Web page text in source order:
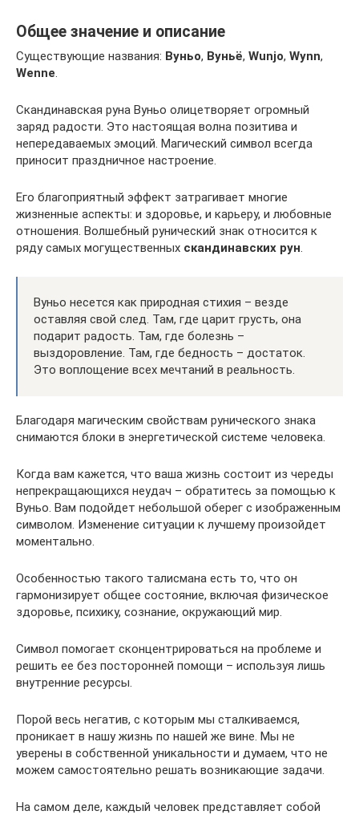
Общее значение и описание
Существующие названия: Вуньо, Вуньё, Wunjo, Wynn,
Wenne.
Скандинавская руна Вуньо олицетворяет огромный
заряд радости. Это настоящая волна позитива и
непередаваемых эмоций. Магический символ всегда
приносит праздничное настроение.
Его благоприятный эффект затрагивает многие
жизненные аспекты: и здоровье, и карьеру, и любовные
отношения. Волшебный рунический знак относится к
ряду самых могущественных скандинавских рун.
Вуньо несется как природная стихия – везде
оставляя свой след. Там, где царит грусть, она
подарит радость. Там, где болезнь –
выздоровление. Там, где бедность – достаток.
Это воплощение всех мечтаний в реальность.
Благодаря магическим свойствам рунического знака
снимаются блоки в энергетической системе человека.
Когда вам кажется, что ваша жизнь состоит из череды
непрекращающихся неудач – обратитесь за помощью к
Вуньо. Вам подойдет небольшой оберег с изображенным
символом. Изменение ситуации к лучшему произойдет
моментально.
Особенностью такого талисмана есть то, что он
гармонизирует общее состояние, включая физическое
здоровье, психику, сознание, окружающий мир.
Символ помогает сконцентрироваться на проблеме и
решить ее без посторонней помощи – используя лишь
внутренние ресурсы.
Порой весь негатив, с которым мы сталкиваемся,
проникает в нашу жизнь по нашей же вине. Мы не
уверены в собственной уникальности и думаем, что не
можем самостоятельно решать возникающие задачи.
На самом деле, каждый человек представляет собой